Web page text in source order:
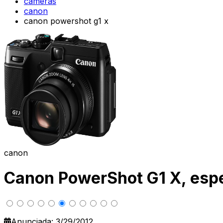
canon
canon powershot g1 x
canon
Canon PowerShot G1 X,